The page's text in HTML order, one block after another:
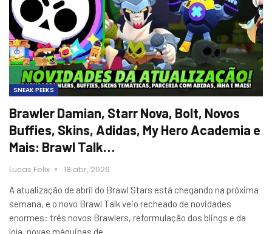
SNEAK PEEKS
Brawler Damian, Starr Nova, Bolt, Novos
Buffies, Skins, Adidas, My Hero Academia e
Mais: Brawl Talk…
Lucas Felix 18 abr, 2026
A atualização de abril do Brawl Stars está chegando na próxima
semana, e o novo Brawl Talk veio recheado de novidades
enormes: três novos Brawlers, reformulação dos blings e da
loja, novas máquinas de…